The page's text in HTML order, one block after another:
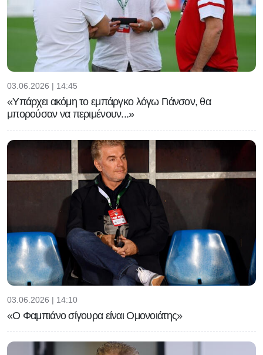
03.06.2026 | 14:45
«Υπάρχει ακόμη το εμπάργκο λόγω Γιάνσον, θα
μπορούσαν να περιμένουν...»
03.06.2026 | 14:10
«Ο Φαμπιάνο σίγουρα είναι Ομονοιάτης»